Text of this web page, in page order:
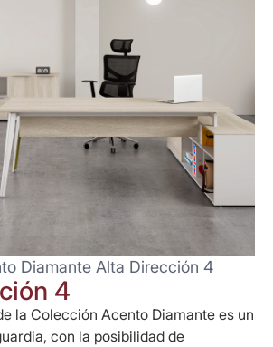
Diamante Alta Dirección 4
4
la Colección Acento Diamante es un
con la posibilidad de